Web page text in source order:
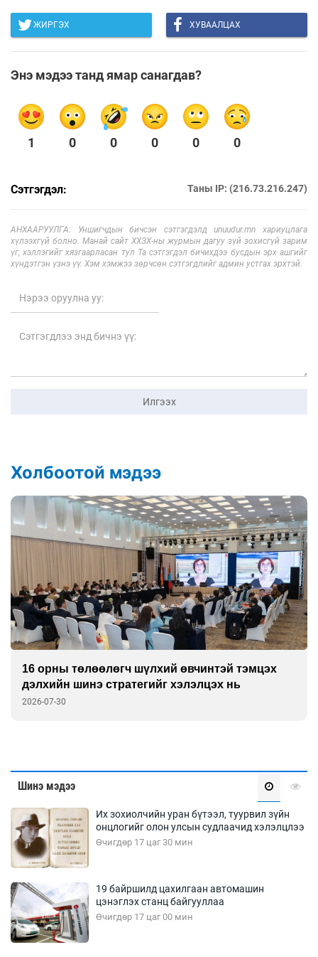
ЖИРГЭХ ХУВААЛЦАХ
Энэ мэдээ танд ямар санагдав?
1 0 0 0 0 0
Сэтгэгдэл: Таны IP: (216.73.216.247)
АНХААРУУЛГА: Уншигчдын бичсэн сэтгэгдэлд unuudur.mn хариуцлага
хүлээхгүй болно. Манай сайт ХХЗХ-ны журмын дагуу зүй зохисгүй зарим
үг, хэллэгийг хязгаарласан тул Та сэтгэгдэл бичихдээ бусдын эрх ашгийг
хүндэтгэн үзнэ үү. Хэм хэмжээ зөрчсөн сэтгэгдлийг админ устгах эрхтэй.
Илгээх
Холбоотой мэдээ
16 орны төлөөлөгч шүлхий өвчинтэй тэмцэх
дэлхийн шинэ стратегийг хэлэлцэх нь
2026-07-30
Шинэ мэдээ
Их зохиолчийн уран бүтээл, туурвил зүйн
онцлогийг олон улсын судлаачид хэлэлцлээ
Өчигдөр 17 цаг 30 мин
19 байршилд цахилгаан автомашин
цэнэглэх станц байгууллаа
Өчигдөр 17 цаг 00 мин